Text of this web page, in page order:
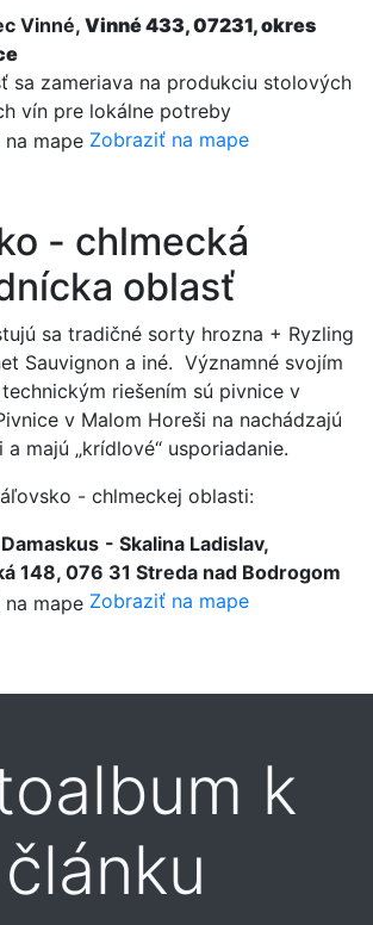
Vinné, Vinné 433, 07231, okres
sa zameriava na produkciu stolových
vín pre lokálne potreby
Zobraziť na mape
- chlmecká
oblasť
sa tradičné sorty hrozna + Ryzling
Sauvignon a iné. Významné svojím
riešením sú pivnice v
v Malom Horeši na nachádzajú
majú „krídlové“ usporiadanie.
- chlmeckej oblasti:
- Skalina Ladislav,
148, 076 31 Streda nad Bodrogom
Zobraziť na mape
k
článku